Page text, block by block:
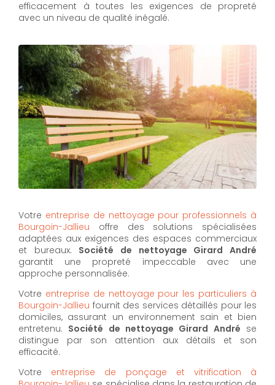
efficacement à toutes les exigences de propreté
avec un niveau de qualité inégalé.
Votre entreprise de nettoyage pour professionnels à
Bourgoin-Jallieu offre des solutions spécialisées
adaptées aux exigences des espaces commerciaux
et bureaux. Société de nettoyage Girard André
garantit une propreté impeccable avec une
approche personnalisée.
Votre entreprise de nettoyage pour les particuliers à
Bourgoin-Jallieu fournit des services détaillés pour les
domiciles, assurant un environnement sain et bien
entretenu. Société de nettoyage Girard André se
distingue par son attention aux détails et son
efficacité.
Votre entreprise de ponçage et vitrification à